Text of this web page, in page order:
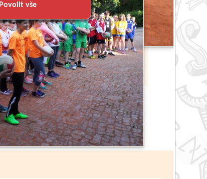
Povolit vše
Zpět